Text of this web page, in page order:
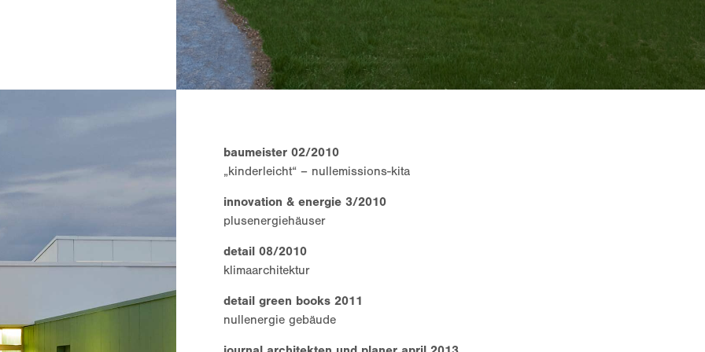
baumeister 02/2010
„kinderleicht“ – nullemissions-kita
innovation & energie 3/2010
plusenergiehäuser
detail 08/2010
klimaarchitektur
detail green books 2011
nullenergie gebäude